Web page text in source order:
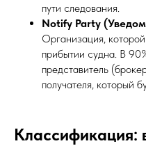
пути следования.
Notify Party
Организация,
прибытии судна. В
представитель
получателя, который
Классификация: